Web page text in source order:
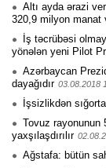
Altı ayda ərazi
320,9 milyon manat
İş təcrübəsi
yönələn yeni Pilot
Azərbaycan
dayağıdır 03.08.2018
İşsizlikdən
Tovuz rayonunun
yaxşılaşdırılır
Ağstafa: bütün